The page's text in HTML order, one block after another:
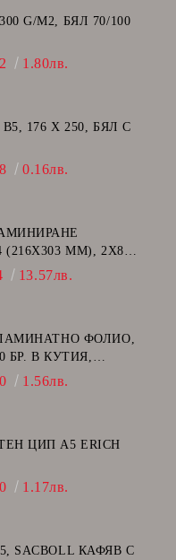
M2, БЯЛ 70/100
1.80лв.
176 Х 250, БЯЛ С
0.16лв.
MM), 2X80
БР.13.57лв.
ФОЛИО,
БР. В КУТИЯ,
1.56лв.
ЦИП A5 ERICH
1.17лв.
SACBOLL КАФЯВ С